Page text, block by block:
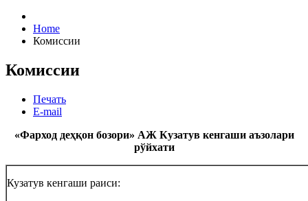
Home
Комиссии
Комиссии
Печать
E-mail
«Фарход деҳқон бозори» АЖ Кузатув кенгаши аъзолари
рўйхати
Кузатув кенгаши раиси: